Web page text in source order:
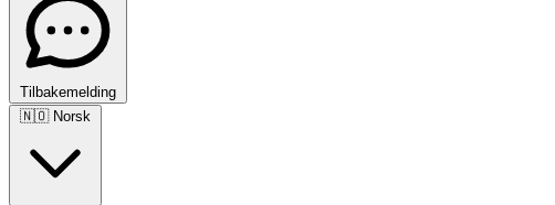
Tilbakemelding
🇳🇴 Norsk